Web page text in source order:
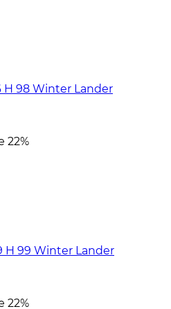
H 98 Winter Lander
22%
H 99 Winter Lander
22%